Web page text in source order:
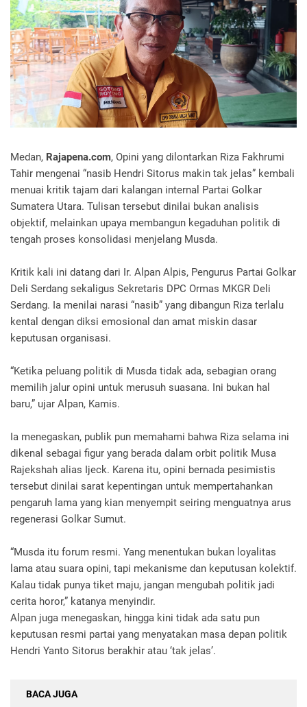
Medan, Rajapena.com, Opini yang dilontarkan Riza Fakhrumi
Tahir mengenai “nasib Hendri Sitorus makin tak jelas” kembali
menuai kritik tajam dari kalangan internal Partai Golkar
Sumatera Utara. Tulisan tersebut dinilai bukan analisis
objektif, melainkan upaya membangun kegaduhan politik di
tengah proses konsolidasi menjelang Musda.
Kritik kali ini datang dari Ir. Alpan Alpis, Pengurus Partai Golkar
Deli Serdang sekaligus Sekretaris DPC Ormas MKGR Deli
Serdang. Ia menilai narasi “nasib” yang dibangun Riza terlalu
kental dengan diksi emosional dan amat miskin dasar
keputusan organisasi.
“Ketika peluang politik di Musda tidak ada, sebagian orang
memilih jalur opini untuk merusuh suasana. Ini bukan hal
baru,” ujar Alpan, Kamis.
Ia menegaskan, publik pun memahami bahwa Riza selama ini
dikenal sebagai figur yang berada dalam orbit politik Musa
Rajekshah alias Ijeck. Karena itu, opini bernada pesimistis
tersebut dinilai sarat kepentingan untuk mempertahankan
pengaruh lama yang kian menyempit seiring menguatnya arus
regenerasi Golkar Sumut.
“Musda itu forum resmi. Yang menentukan bukan loyalitas
lama atau suara opini, tapi mekanisme dan keputusan kolektif.
Kalau tidak punya tiket maju, jangan mengubah politik jadi
cerita horor,” katanya menyindir.
Alpan juga menegaskan, hingga kini tidak ada satu pun
keputusan resmi partai yang menyatakan masa depan politik
Hendri Yanto Sitorus berakhir atau ‘tak jelas’.
BACA JUGA